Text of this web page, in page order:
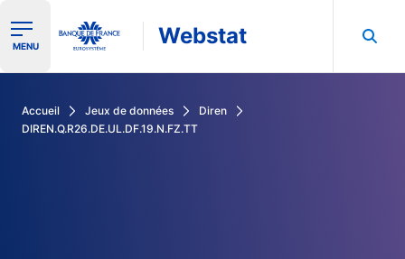
Ouvrir le menu de navigation
MENU Webstat
Accueil Jeux de données
Diren
DIREN.Q.R26.DE.UL.DF.19.N.FZ.TT